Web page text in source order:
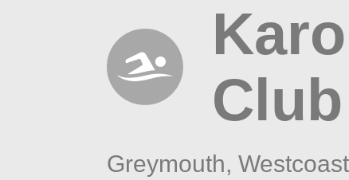
Club
Greymouth,Westcoast